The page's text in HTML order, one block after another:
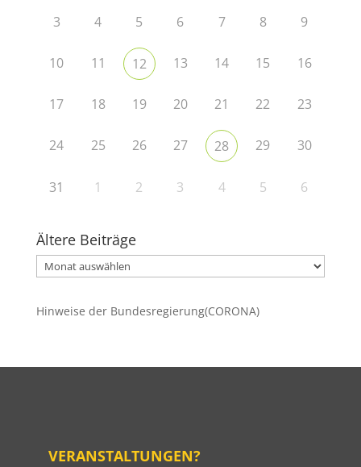
3 4 5 6 7 8 9
10 11 12 13 14 15 16
17 18 19 20 21 22 23
24 25 26 27 28 29 30
31 1 2 3 4 5 6
Ältere Beiträge
Ältere
Beiträge
Hinweise der Bundesregierung(CORONA)
VERANSTALTUNGEN?